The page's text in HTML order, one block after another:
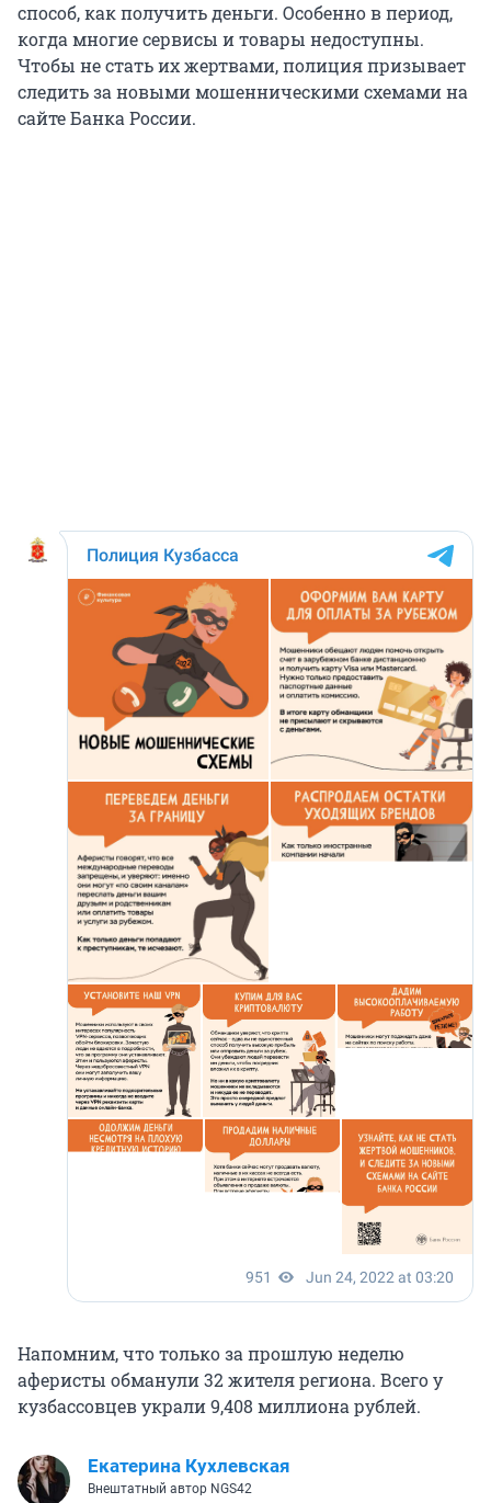
способ, как получить деньги. Особенно в период,
когда многие сервисы и товары недоступны.
Чтобы не стать их жертвами, полиция призывает
следить за новыми мошенническими схемами на
сайте Банка России.
Напомним, что только за прошлую неделю
аферисты обманули 32 жителя региона. Всего у
кузбассовцев украли 9,408 миллиона рублей.
Екатерина Кухлевская
Внештатный автор NGS42